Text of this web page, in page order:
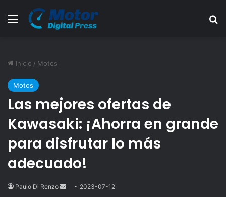
Menú
Inicio / Motos
Motos
Las mejores ofertas de
Kawasaki: ¡Ahorra en grande
para disfrutar lo más
adecuado!
Paulo Di Renzo
Send2023-07-12